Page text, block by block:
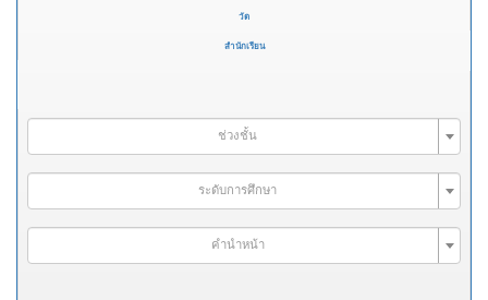
วัด
สำนักเรียน
ช่วงชั้น
ระดับการศึกษา
คำนำหน้า